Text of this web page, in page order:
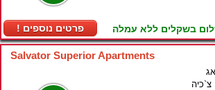
! פרטים נוספים בשקלים ללא עמלה
Salvator Superior Apartments
צ`כיה